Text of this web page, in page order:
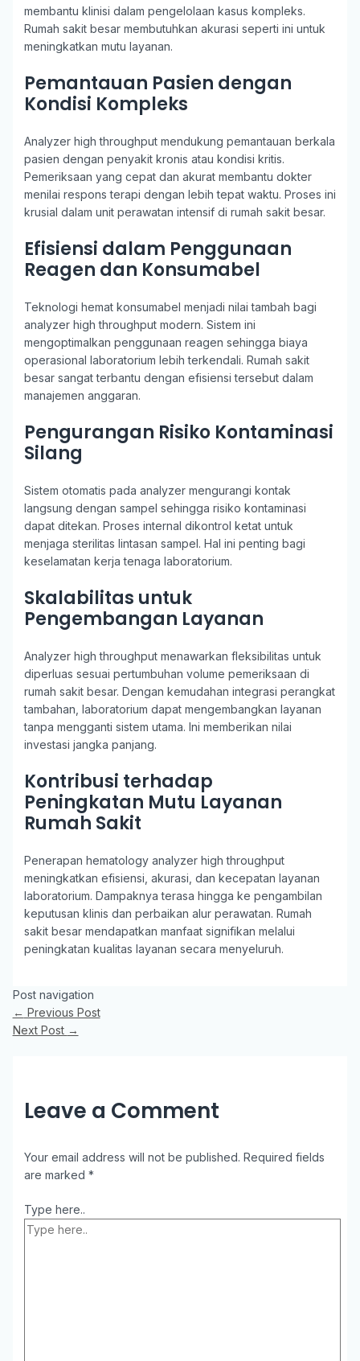
membantu klinisi dalam pengelolaan kasus kompleks.
Rumah sakit besar membutuhkan akurasi seperti ini untuk
meningkatkan mutu layanan.
Pemantauan Pasien dengan
Kondisi Kompleks
Analyzer high throughput mendukung pemantauan berkala
pasien dengan penyakit kronis atau kondisi kritis.
Pemeriksaan yang cepat dan akurat membantu dokter
menilai respons terapi dengan lebih tepat waktu. Proses ini
krusial dalam unit perawatan intensif di rumah sakit besar.
Efisiensi dalam Penggunaan
Reagen dan Konsumabel
Teknologi hemat konsumabel menjadi nilai tambah bagi
analyzer high throughput modern. Sistem ini
mengoptimalkan penggunaan reagen sehingga biaya
operasional laboratorium lebih terkendali. Rumah sakit
besar sangat terbantu dengan efisiensi tersebut dalam
manajemen anggaran.
Pengurangan Risiko Kontaminasi
Silang
Sistem otomatis pada analyzer mengurangi kontak
langsung dengan sampel sehingga risiko kontaminasi
dapat ditekan. Proses internal dikontrol ketat untuk
menjaga sterilitas lintasan sampel. Hal ini penting bagi
keselamatan kerja tenaga laboratorium.
Skalabilitas untuk
Pengembangan Layanan
Analyzer high throughput menawarkan fleksibilitas untuk
diperluas sesuai pertumbuhan volume pemeriksaan di
rumah sakit besar. Dengan kemudahan integrasi perangkat
tambahan, laboratorium dapat mengembangkan layanan
tanpa mengganti sistem utama. Ini memberikan nilai
investasi jangka panjang.
Kontribusi terhadap
Peningkatan Mutu Layanan
Rumah Sakit
Penerapan hematology analyzer high throughput
meningkatkan efisiensi, akurasi, dan kecepatan layanan
laboratorium. Dampaknya terasa hingga ke pengambilan
keputusan klinis dan perbaikan alur perawatan. Rumah
sakit besar mendapatkan manfaat signifikan melalui
peningkatan kualitas layanan secara menyeluruh.
Post navigation
← Previous Post
Next Post →
Leave a Comment
Your email address will not be published. Required fields
are marked *
Type here..